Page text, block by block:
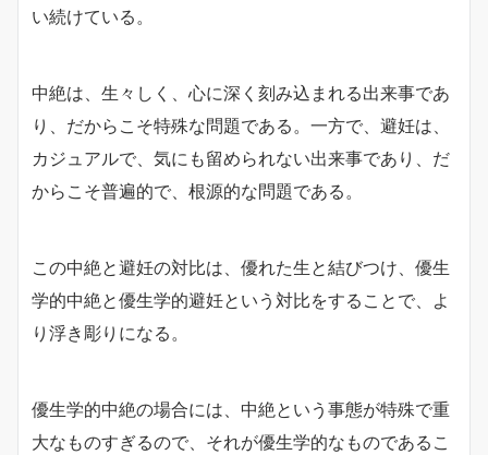
い続けている。
中絶は、生々しく、心に深く刻み込まれる出来事であ
り、だからこそ特殊な問題である。一方で、避妊は、
カジュアルで、気にも留められない出来事であり、だ
からこそ普遍的で、根源的な問題である。
この中絶と避妊の対比は、優れた生と結びつけ、優生
学的中絶と優生学的避妊という対比をすることで、よ
り浮き彫りになる。
優生学的中絶の場合には、中絶という事態が特殊で重
大なものすぎるので、それが優生学的なものであるこ